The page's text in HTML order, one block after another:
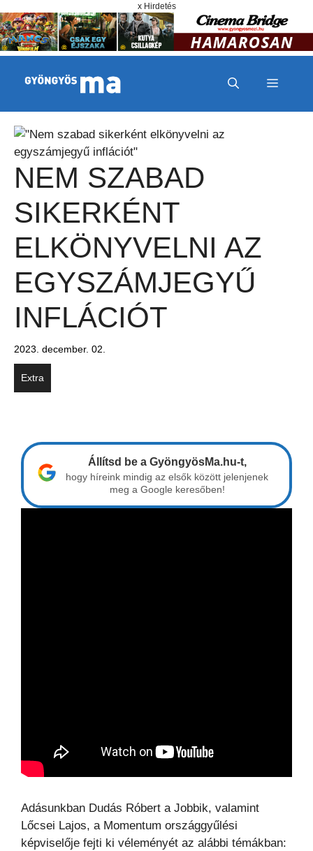
x Hirdetés
MENÜ
NEM SZABAD
SIKERKÉNT
ELKÖNYVELNI AZ
EGYSZÁMJEGYŰ
INFLÁCIÓT
2023. december. 02.
Extra
Állítsd be a GyöngyösMa.hu-t,
hogy híreink mindig az elsők között jelenjenek
meg a Google keresőben!
Adásunkban Dudás Róbert a Jobbik, valamint
Lőcsei Lajos, a Momentum országgyűlési
képviselője fejti ki véleményét az alábbi témákban: